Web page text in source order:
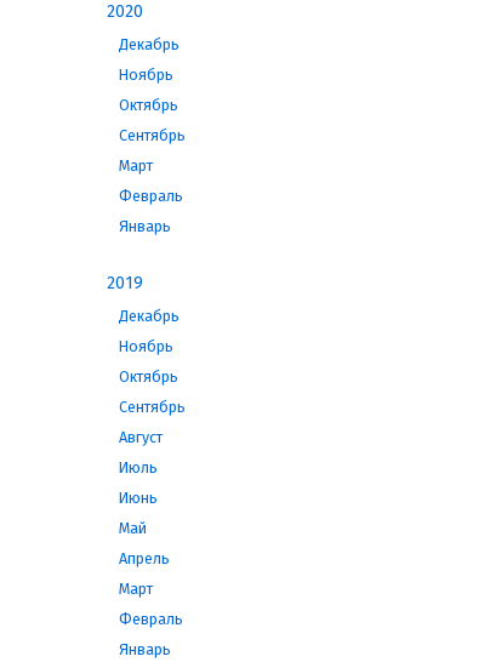
2020
Декабрь
Ноябрь
Октябрь
Сентябрь
Март
Февраль
Январь
2019
Декабрь
Ноябрь
Октябрь
Сентябрь
Август
Июль
Июнь
Май
Апрель
Март
Февраль
Январь